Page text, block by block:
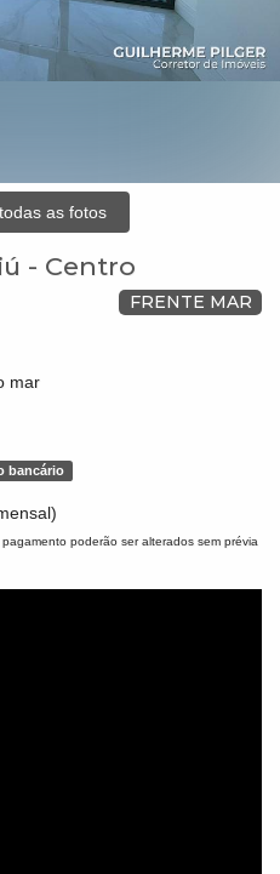
as fotos
- Centro
FRENTE MAR
mar
bancário
poderão ser alterados sem prévia